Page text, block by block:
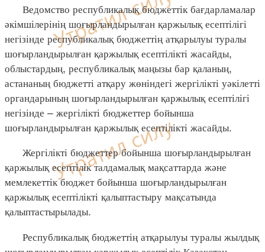
Ведомство республикалық бюджеттік бағдарламалар
әкімшілерінің шоғырландырылған қаржылық есептілігі
негізінде республикалық бюджеттің атқарылуы туралы
шоғырландырылған қаржылық есептілікті жасайды,
облыстардың, республикалық маңызы бар қаланың,
астананың бюджетті атқару жөніндегі жергілікті уәкілетті
органдарының шоғырландырылған қаржылық есептілігі
негізінде – жергілікті бюджеттер бойынша
шоғырландырылған қаржылық есептілікті жасайды.
Жергілікті бюджеттер бойынша шоғырландырылған
қаржылық есептілік талдамалық мақсаттарда және
мемлекеттік бюджет бойынша шоғырландырылған
қаржылық есептілікті қалыптастыру мақсатында
қалыптастырылады.
Республикалық бюджеттің атқарылуы туралы жылдық